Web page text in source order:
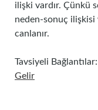
ilişki vardır. Çünkü
neden-sonuç ilişkisi
canlanır.
Tavsiyeli Bağlantılar:
Gelir